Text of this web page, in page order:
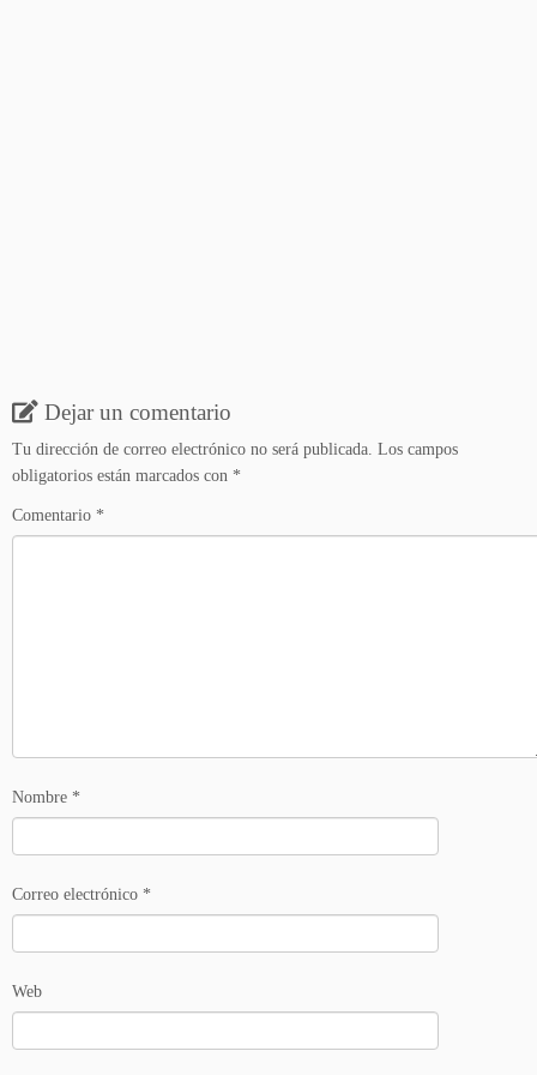
Dejar un comentario
Tu dirección de correo electrónico no será publicada. Los campos
obligatorios están marcados con *
Comentario *
Nombre *
Correo electrónico *
Web